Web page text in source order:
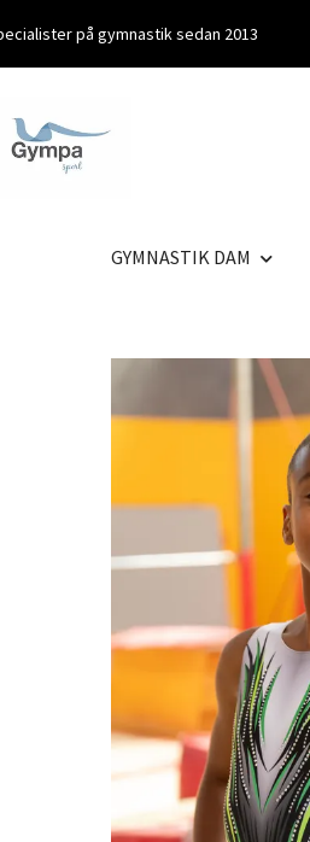
på gymnastik sedan 2013
GYMNASTIK DAM